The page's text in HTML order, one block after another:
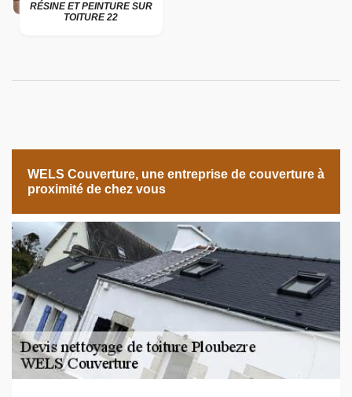
RÉSINE ET PEINTURE SUR
TOITURE 22
WELS Couverture, une entreprise de couverture à
proximité de chez vous